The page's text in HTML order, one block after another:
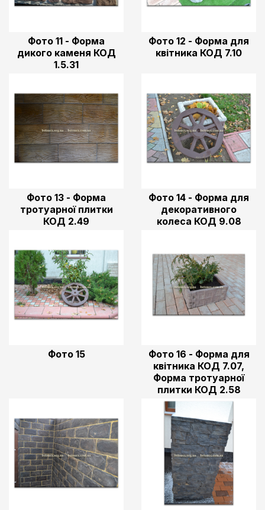
Фото 11 - Форма
дикого каменя КОД
1.5.31
Фото 12 - Форма для
квітника КОД 7.10
Фото 13 - Форма
тротуарної плитки
КОД 2.49
Фото 14 - Форма для
декоративного
колеса КОД 9.08
Фото 15
Фото 16 - Форма для
квітника КОД 7.07,
Форма тротуарної
плитки КОД 2.58